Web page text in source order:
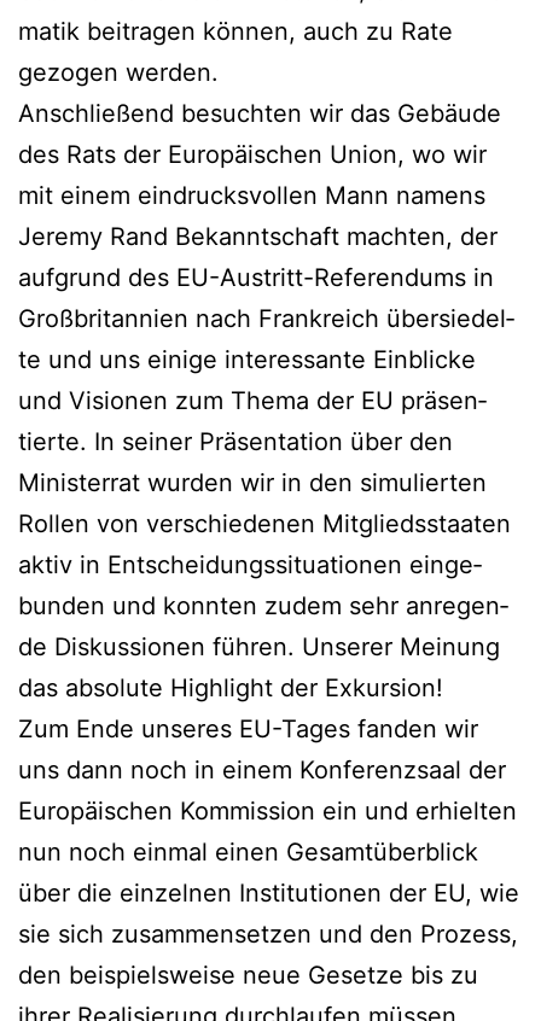
ma­tik bei­tra­gen kön­nen, auch zu Rate
gezo­gen werden.
Anschlie­ßend besuch­ten wir das Gebäu­de
des Rats der Euro­päi­schen Uni­on, wo wir
mit einem ein­drucks­vol­len Mann namens
Jere­my Rand Bekannt­schaft mach­ten, der
auf­grund des EU-Aus­tritt-Refe­ren­dums in
Groß­bri­tan­ni­en nach Frank­reich über­sie­del­
te und uns eini­ge inter­es­san­te Ein­bli­cke
und Visio­nen zum The­ma der EU prä­sen­
tier­te. In sei­ner Prä­sen­ta­ti­on über den
Minis­ter­rat wur­den wir in den simu­lier­ten
Rol­len von ver­schie­de­nen Mit­glieds­staa­ten
aktiv in Ent­schei­dungs­si­tua­tio­nen ein­ge­
bun­den und konn­ten zudem sehr anre­gen­
de Dis­kus­sio­nen füh­ren. Unse­rer Mei­nung
das abso­lu­te High­light der Exkursion!
Zum Ende unse­res EU-Tages fan­den wir
uns dann noch in einem Kon­fe­renz­saal der
Euro­päi­schen Kom­mis­si­on ein und erhiel­ten
nun noch ein­mal einen Gesamt­über­blick
über die ein­zel­nen Insti­tu­tio­nen der EU, wie
sie sich zusam­men­set­zen und den Pro­zess,
den bei­spiels­wei­se neue Geset­ze bis zu